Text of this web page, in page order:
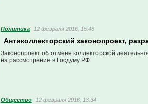
Политика 12 февраля 2016, 15:46
Антиколлекторский законопроект,
Законопроект об отмене коллекторской
на рассмотрение в Госдуму РФ.
Общество 12 февраля 2016, 13:34